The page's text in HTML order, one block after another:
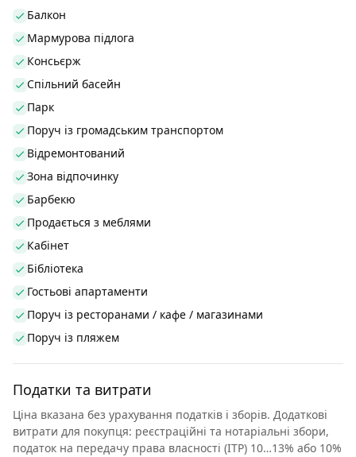
Балкон
Мармурова підлога
Консьєрж
Спільний басейн
Парк
Поруч із громадським транспортом
Відремонтований
Зона відпочинку
Барбекю
Продається з меблями
Кабінет
Бібліотека
Гостьові апартаменти
Поруч із ресторанами / кафе / магазинами
Поруч із пляжем
Податки та витрати
Ціна вказана без урахування податків і зборів. Додаткові
витрати для покупця: реєстраційні та нотаріальні збори,
податок на передачу права власності (ITP) 10…13% або 10%